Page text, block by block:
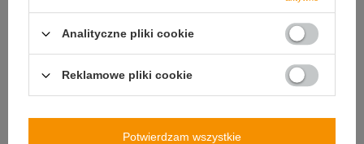
musisz byćzalogowany.
Zamówienia
Analityczne pliki cookie
Reklamowe pliki cookie
Potwierdzam wszystkie